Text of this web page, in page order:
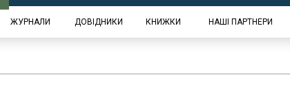
ЖУРНАЛИ ДОВІДНИКИ КНИЖКИ НАШІ ПАРТНЕРИ